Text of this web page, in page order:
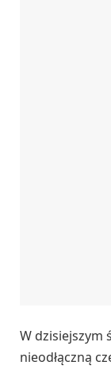
W dzisiejszym
nieodłączną